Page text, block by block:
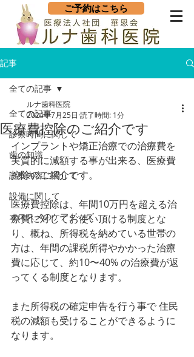
ご予約はこちら
記事
全ての記事
診察時間に関して
歯の知識
診察内容に関して
設備に関して
オススメのケアグッズ
全ての記事
医療費控除のご紹介です
ルナ歯科医院
2024年7月25日 読了時間: 1分
インプラントや矯正治療での治療費を
実質的に減額する事が出来る、医療費
控除のご紹介です。
医療費控除は、年間10万円を超える治
療費に対してお使い頂ける制度とな
り、概ね、所得税を納めている世帯の
方は、年間の課税所得やかかった治療
費に応じて、約10〜40% の治療費が返
ってくる制度となります。
また所得税の確定申告を行う事で 住民
税の減額も受けることができるように
なります。